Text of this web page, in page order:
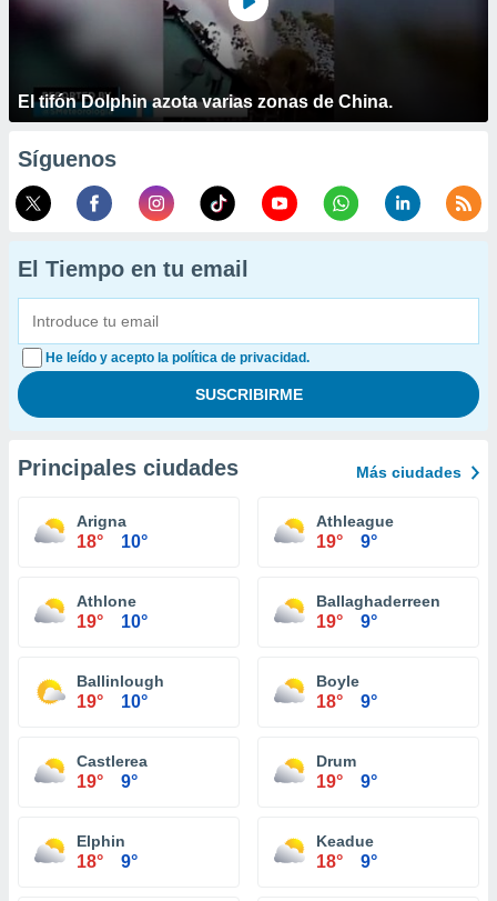
El tifón Dolphin azota varias zonas de China.
Síguenos
El Tiempo en tu email
He leído y acepto la política de privacidad.
Principales ciudades Más ciudades
Arigna
18° 10°
Athleague
19° 9°
Athlone
19° 10°
Ballaghaderreen
19° 9°
Ballinlough
19° 10°
Boyle
18° 9°
Castlerea
19° 9°
Drum
19° 9°
Elphin
18° 9°
Keadue
18° 9°